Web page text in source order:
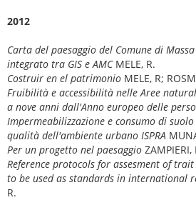
2012
Carta del paesaggio del Comune di
integrato tra GIS e AMCMELE, R.
Costruir en el patrimonio MELE, R;
Fruibilità e accessibilità nelle Aree
a nove anni dall'Anno europeo delle
Impermeabilizzazione e consumo di
qualità dell'ambiente urbano ISPRA
Per un progetto nel paesaggio ZAMPIERI,
Reference protocols for assesment of
to be used as standards in international
R.